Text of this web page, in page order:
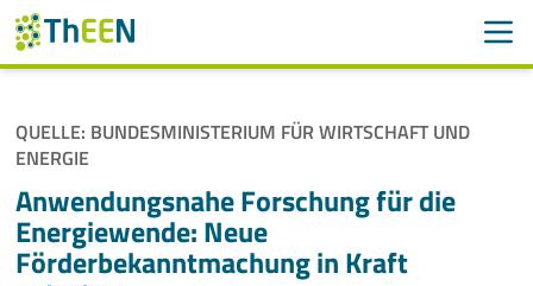
Navigation überspringen
ThEEN
Services
QUELLE: BUNDESMINISTERIUM FÜR WIRTSCHAFT UND
ENERGIE
Anwendungsnahe Forschung für die
Energiewende: Neue
Förderbekanntmachung in Kraft